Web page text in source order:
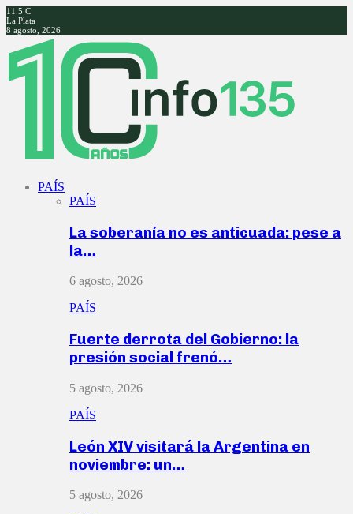
11.5 C
La Plata
8 agosto, 2026
Facebook
Twitter
Instagram
Youtube
PAÍS
PAÍS
La soberanía no es anticuada: pese a
la…
6 agosto, 2026
PAÍS
Fuerte derrota del Gobierno: la
presión social frenó…
5 agosto, 2026
PAÍS
León XIV visitará la Argentina en
noviembre: un…
5 agosto, 2026